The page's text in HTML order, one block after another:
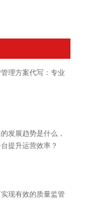
理方案代写：专业
发展趋势是什么，
提升运营效率？
现有效的质量监管